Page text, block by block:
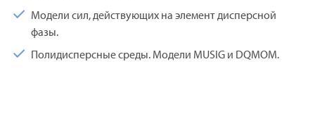
Модели сил, действующих на элемент дисперсной
фазы.
Полидисперсные среды. Модели MUSIG и DQMOM.